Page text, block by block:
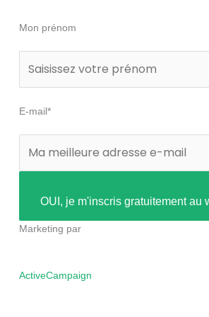
Mon prénom
E-mail*
OUI, je m'inscris gratuitement au
Marketing par
ActiveCampaign